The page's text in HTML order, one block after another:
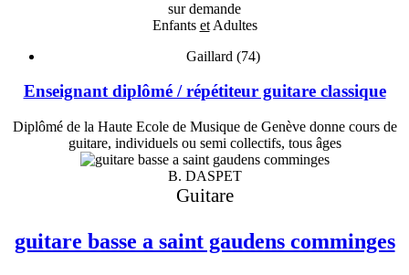
sur demande
Enfants etAdultes
Gaillard (74)
Enseignant diplômé / répétiteur guitare classique
Diplômé de la Haute Ecole de Musique de Genève donne cours de
guitare, individuels ou semi collectifs, tous âges
B. DASPET
Guitare
guitare basse a saint gaudens comminges